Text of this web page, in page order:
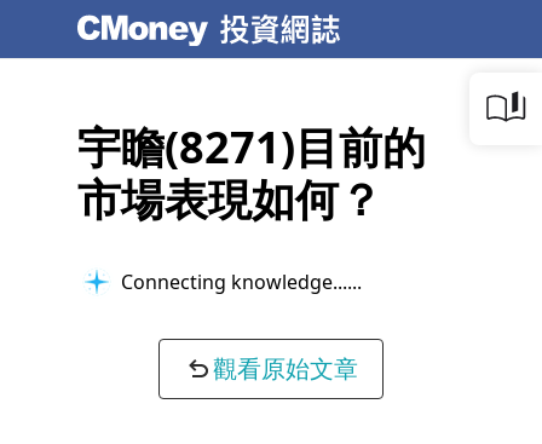
宇瞻(8271)目前的
市場表現如何？
Connecting knowledge...
觀看原始文章